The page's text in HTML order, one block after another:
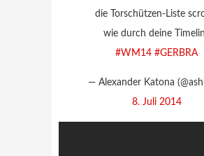
die Torschützen-Liste
wie durch deine
#WM14 #GERBRA
— Alexander Katona
8. Juli 2014